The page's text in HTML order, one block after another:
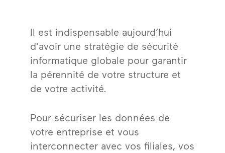
Il est indispensable aujourd’hui
d’avoir une stratégie de sécurité
informatique globale pour garantir
la pérennité de votre structure et
de votre activité.
Pour sécuriser les données de
votre entreprise et vous
interconnecter avec vos filiales, vos